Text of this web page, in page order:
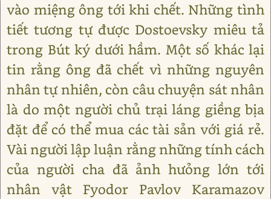
vào miệng ông tới khi chết. Những tình
tiết tương tự được Dostoevsky miêu tả
trong Bút ký dưới hầm. Một số khác lại
tin rằng ông đã chết vì những nguyên
nhân tự nhiên, còn câu chuyện sát nhân
là do một người chủ trại láng giềng bịa
đặt để có thể mua các tài sản với giá rẻ.
Vài người lập luận rằng những tính cách
của người cha đã ảnh hưỏng lớn tới
nhân vật Fyodor Pavlov Karamazov